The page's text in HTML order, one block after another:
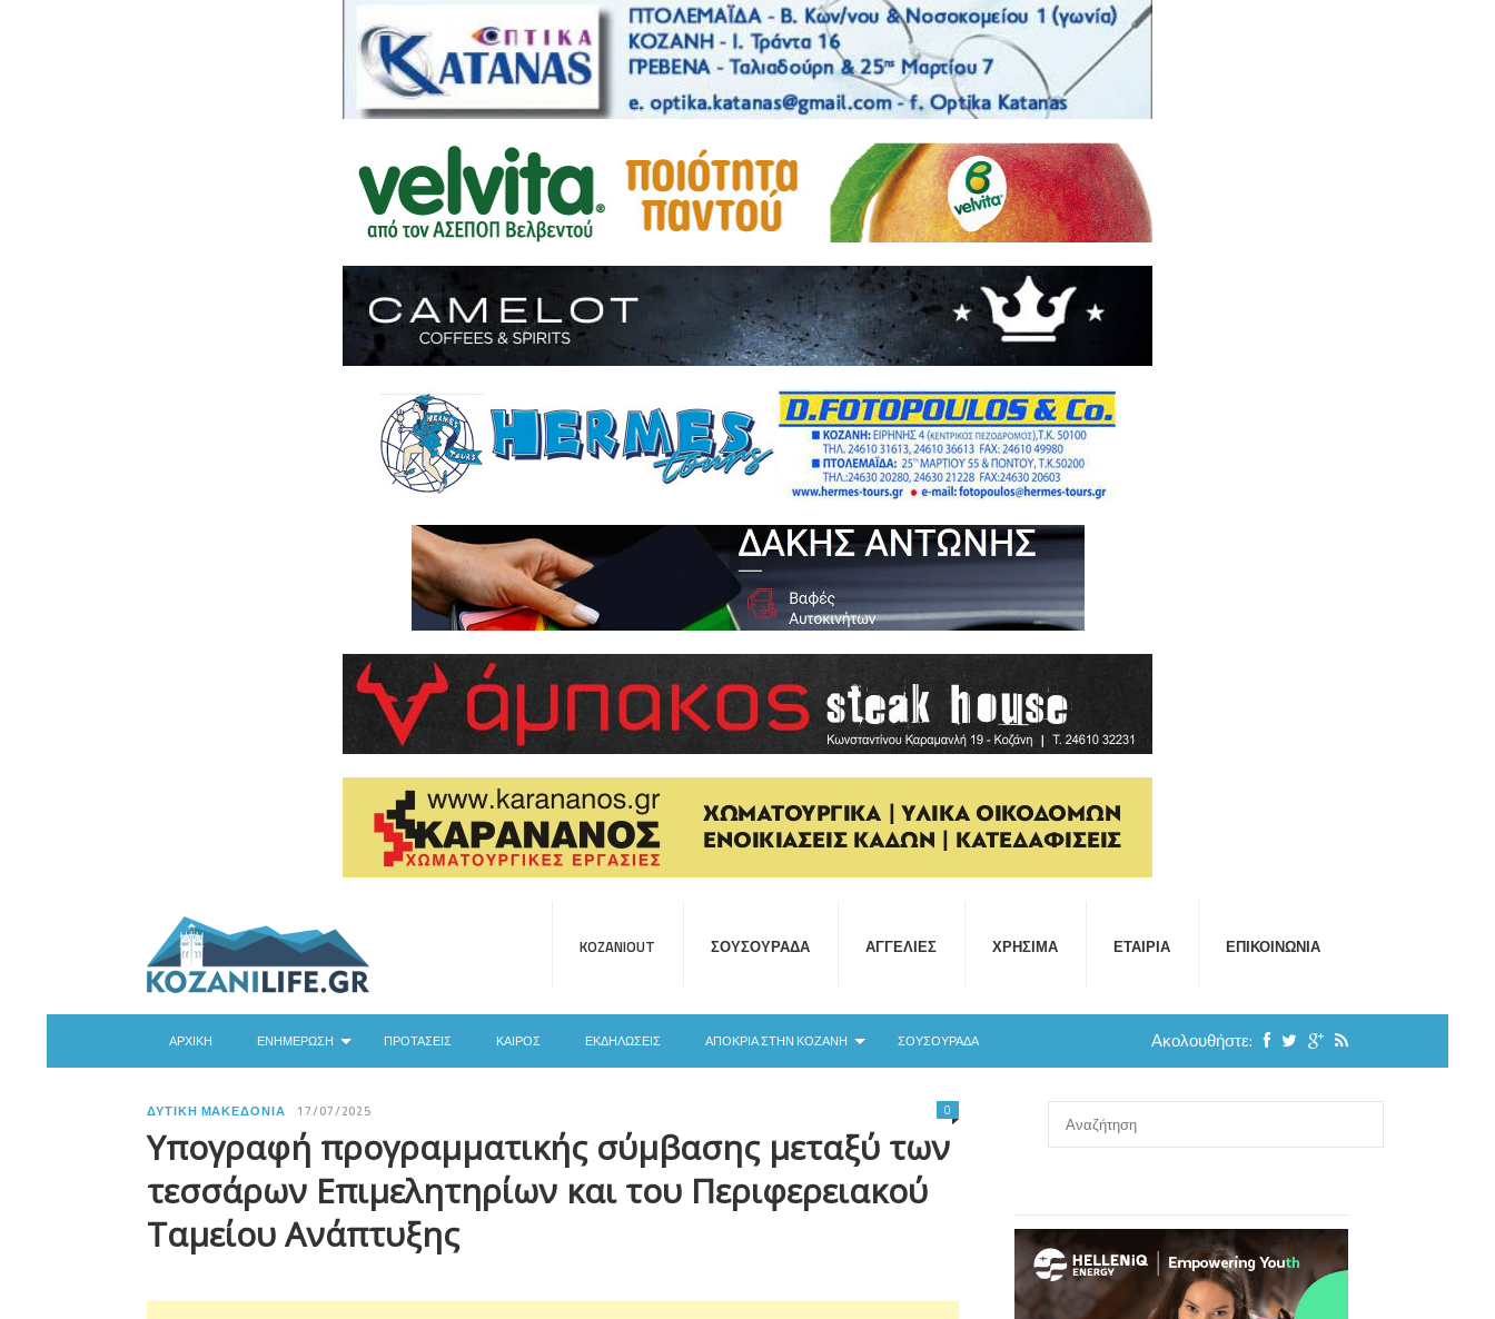
KOZANIOUT ΣΟΥΣΟΥΡΆΔΑ ΑΓΓΕΛΊΕΣ ΧΡΉΣΙΜΑ ΕΤΑΙΡΊΑ ΕΠΙΚΟΙΝΩΝΊΑ
ΑΡΧΙΚΉ ΕΝΗΜΈΡΩΣΗ ΠΡΟΤΆΣΕΙΣ ΚΑΙΡΌΣ ΕΚΔΗΛΏΣΕΙΣ ΑΠΟΚΡΙΆ ΣΤΗΝ ΚΟΖΆΝΗ ΣΟΥΣΟΥΡΆΔΑ Ακολουθήστε:
ΔΥΤΙΚΉ ΜΑΚΕΔΟΝΊΑ 17/07/2025
Yπογραφή προγραμματικής σύμβασης μεταξύ των
τεσσάρων Επιμελητηρίων και του Περιφερειακού
Ταμείου Ανάπτυξης
0